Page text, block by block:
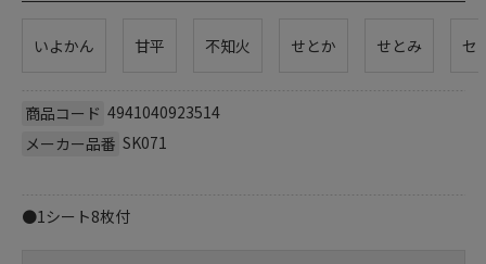
いよかん 甘平 不知火 せとか せとみ セ
商品コード 4941040923514
メーカー品番 SK071
●1シート8枚付